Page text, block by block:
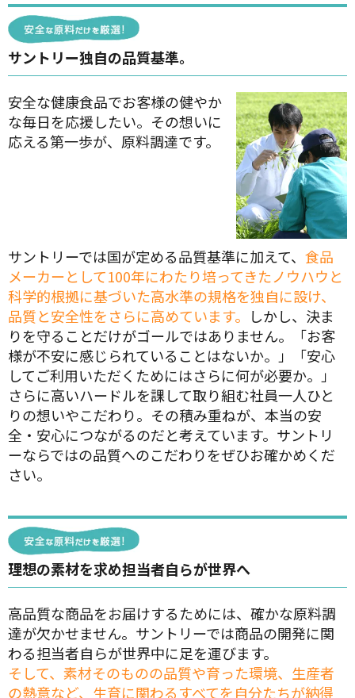
サントリー独自の品質基準。
安全な健康食品でお客様の健やか
な毎日を応援したい。その想いに
応える第一歩が、原料調達です。
サントリーでは国が定める品質基準に加えて、 食品
メーカーとして100年にわたり培ってきたノウハウと
科学的根拠に基づいた高水準の規格を独自に設け、
品質と安全性をさらに高めています。 しかし、決ま
りを守ることだけがゴールではありません。「お客
様が不安に感じられていることはないか。」「安心
してご利用いただくためにはさらに何が必要か。」
さらに高いハードルを課して取り組む社員一人ひと
りの想いやこだわり。その積み重ねが、本当の安
全・安心につながるのだと考えています。サントリ
ーならではの品質へのこだわりをぜひお確かめくだ
さい。
理想の素材を求め担当者自らが世界へ
高品質な商品をお届けするためには、確かな原料調
達が欠かせません。サントリーでは商品の開発に関
わる担当者自らが世界中に足を運びます。
そして、素材そのものの品質や育った環境、生産者
の熱意など、生育に関わるすべてを自分たちが納得